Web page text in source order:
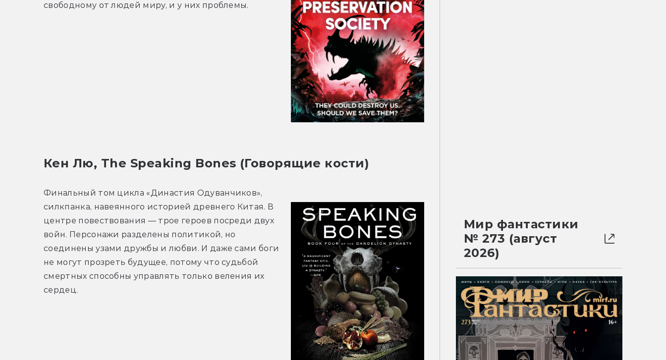
свободному от людей миру, и у них проблемы.
Кен Лю, The Speaking Bones (Говорящие кости)
Финальный том цикла «Династия Одуванчиков»,
силкпанка, навеянного историей древнего Китая. В
центре повествования — трое героев посреди двух
войн. Персонажи разделены политикой, но
соединены узами дружбы и любви. И даже сами боги
не могут прозреть будущее, потому что судьбой
смертных способны управлять только веления их
сердец.
Мир фантастики
№ 273 (август
2026)